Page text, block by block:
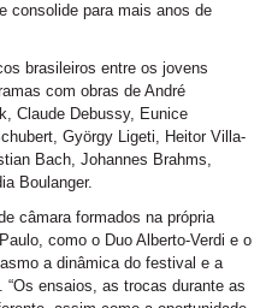
consolide para mais anos de
brasileiros entre os jovens
com obras de André
Claude Debussy, Eunice
György Ligeti, Heitor Villa-
Bach, Johannes Brahms,
Boulanger.
câmaraformados na própria
como o Duo Alberto-Verdi e o
a dinâmica do festival e a
ensaios, as trocas durante as